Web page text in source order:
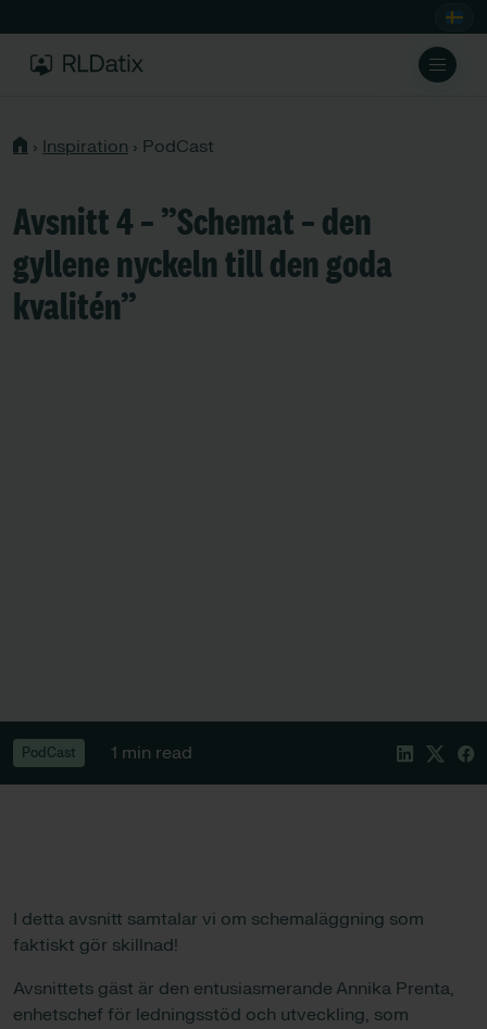
› Inspiration › PodCast
Avsnitt 4 – ”Schemat – den
gyllene nyckeln till den goda
kvalitén”
PodCast 1 min read
I detta avsnitt samtalar vi om schemaläggning som
faktiskt gör skillnad!
Avsnittets gäst är den entusiasmerande Annika Prenta,
enhetschef för ledningsstöd och utveckling, som